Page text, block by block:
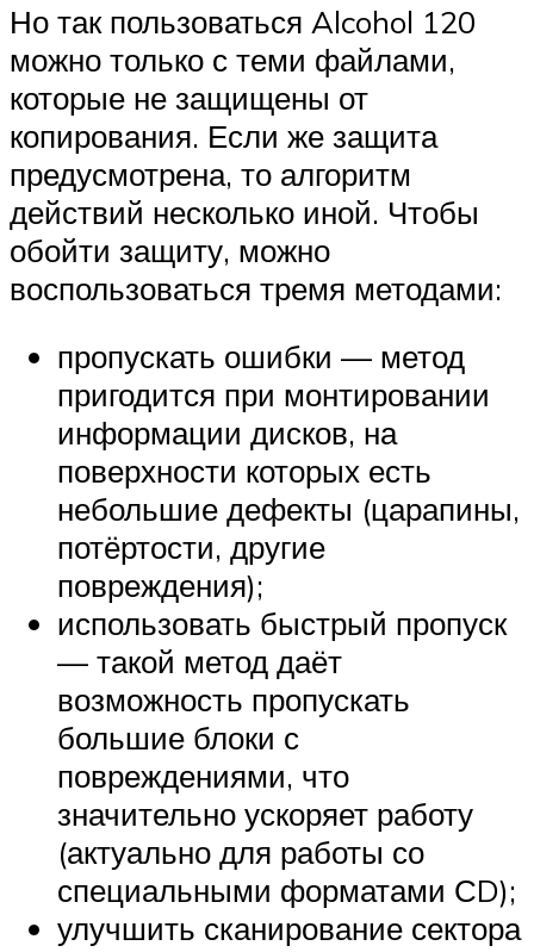
Но так пользоваться Alcohol 120
можно только с теми файлами,
которые не защищены от
копирования. Если же защита
предусмотрена, то алгоритм
действий несколько иной. Чтобы
обойти защиту, можно
воспользоваться тремя методами:
пропускать ошибки — метод
пригодится при монтировании
информации дисков, на
поверхности которых есть
небольшие дефекты (царапины,
потёртости, другие
повреждения);
использовать быстрый пропуск
— такой метод даёт
возможность пропускать
большие блоки с
повреждениями, что
значительно ускоряет работу
(актуально для работы со
специальными форматами СD);
улучшить сканирование сектора